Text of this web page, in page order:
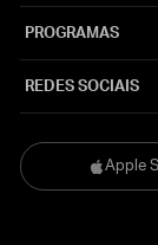
Apple
PROGRAMAS
REDES SOCIAIS